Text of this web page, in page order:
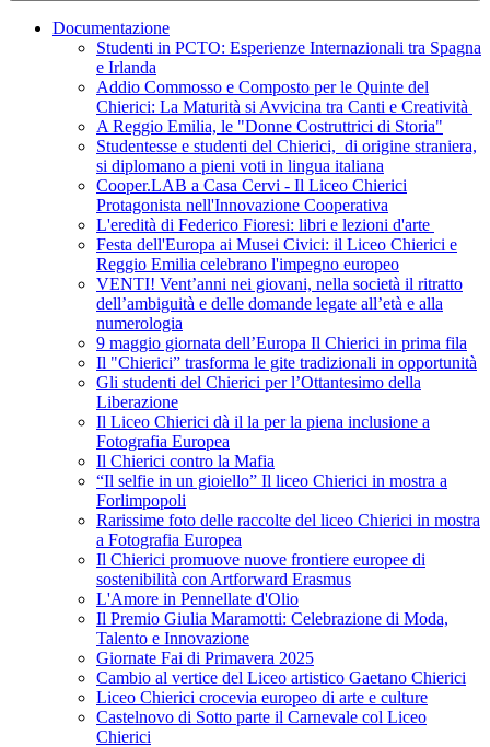
Documentazione
Studenti in PCTO: Esperienze Internazionali tra Spagna
e Irlanda
Addio Commosso e Composto per le Quinte del
Chierici: La Maturità si Avvicina tra Canti e Creatività
A Reggio Emilia, le "Donne Costruttrici di Storia"
Studentesse e studenti del Chierici, di origine straniera,
si diplomano a pieni voti in lingua italiana
Cooper.LAB a Casa Cervi - Il Liceo Chierici
Protagonista nell'Innovazione Cooperativa
L'eredità di Federico Fioresi: libri e lezioni d'arte
Festa dell'Europa ai Musei Civici: il Liceo Chierici e
Reggio Emilia celebrano l'impegno europeo
VENTI! Vent’anni nei giovani, nella società il ritratto
dell’ambiguità e delle domande legate all’età e alla
numerologia
9 maggio giornata dell’Europa Il Chierici in prima fila
Il "Chierici” trasforma le gite tradizionali in opportunità
Gli studenti del Chierici per l’Ottantesimo della
Liberazione
Il Liceo Chierici dà il la per la piena inclusione a
Fotografia Europea
Il Chierici contro la Mafia
“Il selfie in un gioiello” Il liceo Chierici in mostra a
Forlimpopoli
Rarissime foto delle raccolte del liceo Chierici in mostra
a Fotografia Europea
Il Chierici promuove nuove frontiere europee di
sostenibilità con Artforward Erasmus
L'Amore in Pennellate d'Olio
Il Premio Giulia Maramotti: Celebrazione di Moda,
Talento e Innovazione
Giornate Fai di Primavera 2025
Cambio al vertice del Liceo artistico Gaetano Chierici
Liceo Chierici crocevia europeo di arte e culture
Castelnovo di Sotto parte il Carnevale col Liceo
Chierici